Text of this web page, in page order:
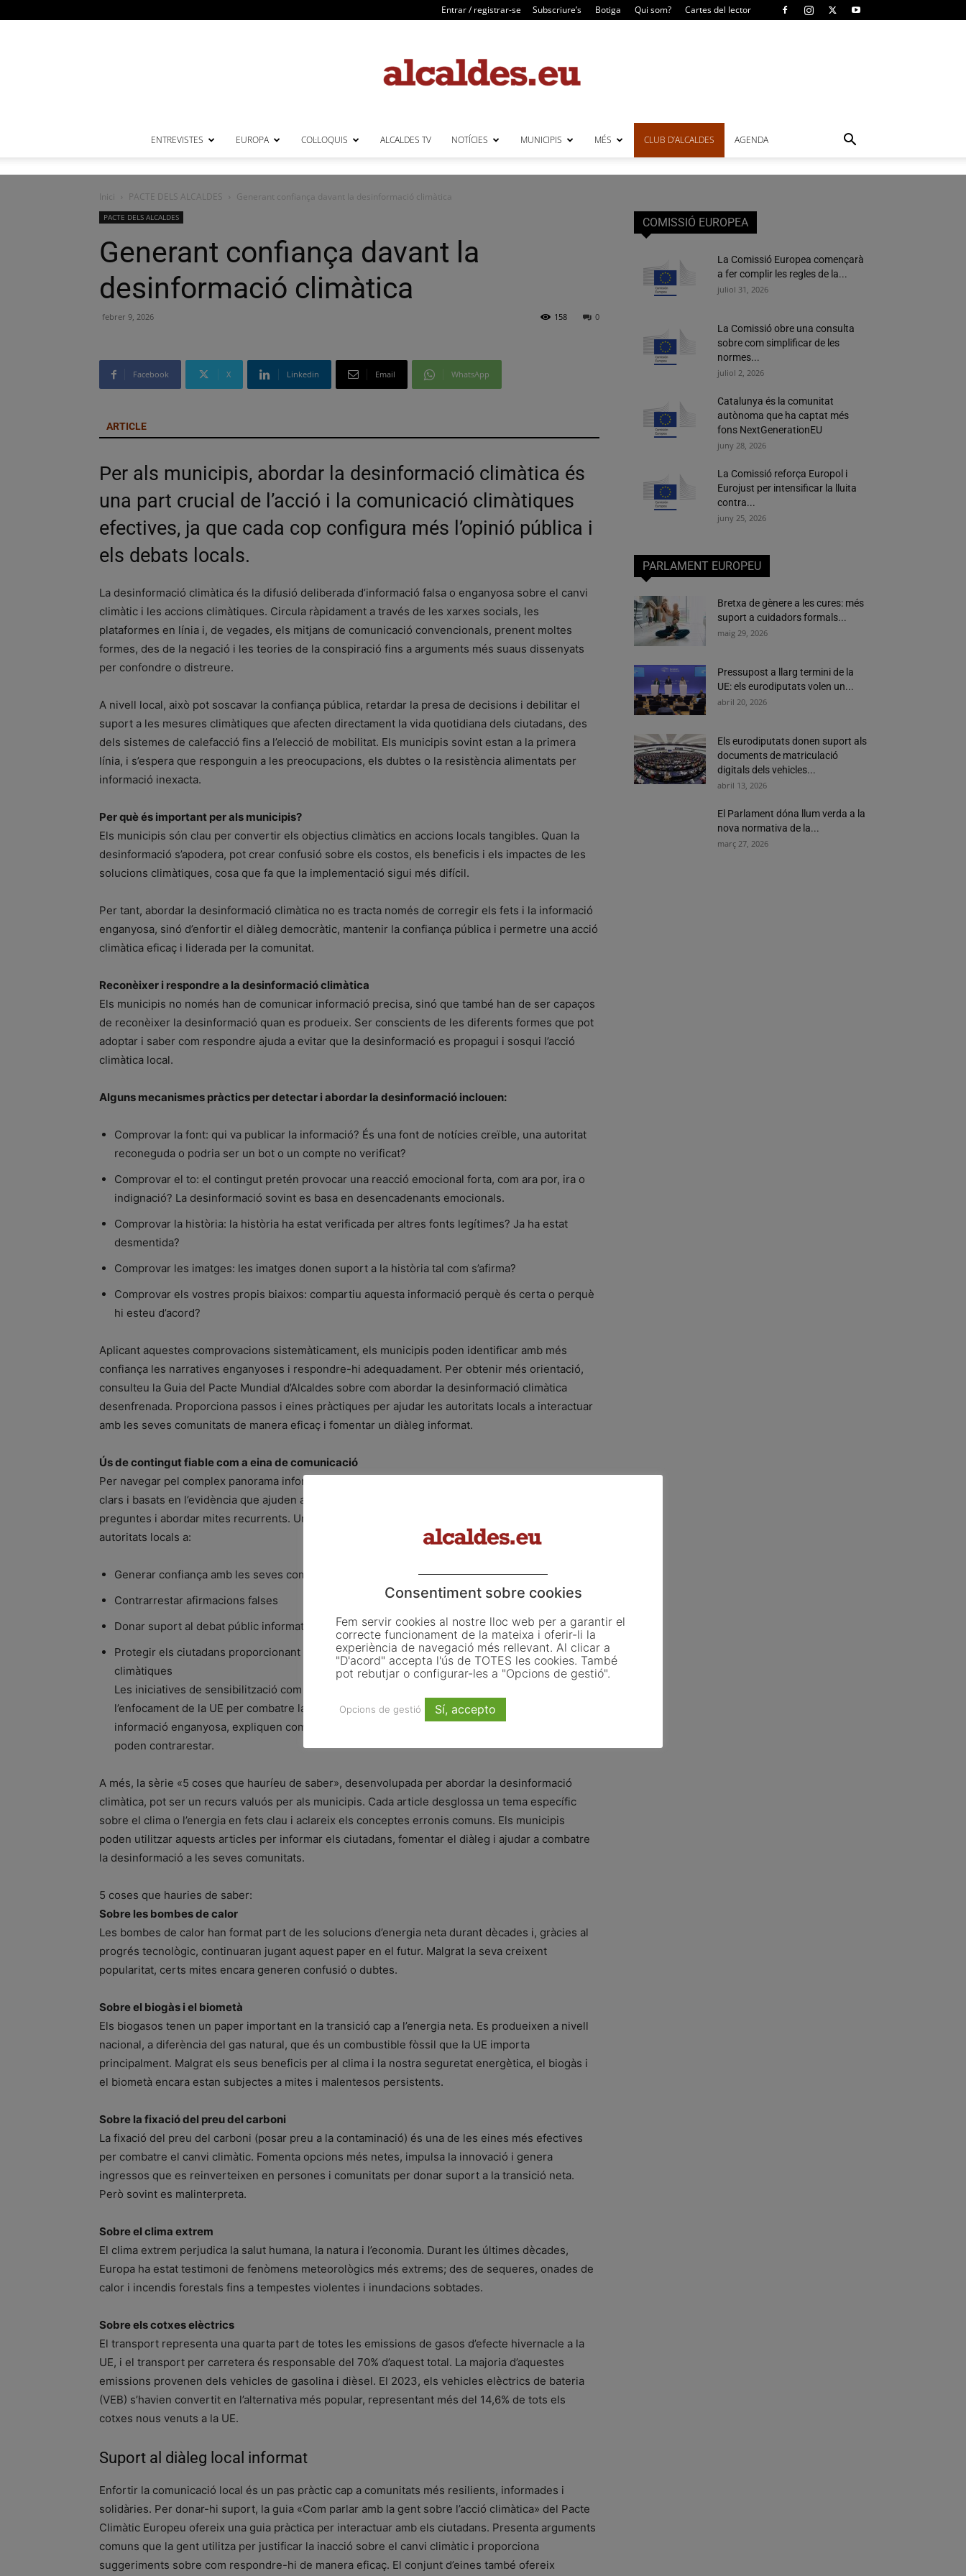
Entrar / registrar-se Subscriure’s Botiga Qui som? Cartes del lector
ENTREVISTES EUROPA COL·LOQUIS ALCALDES TV NOTÍCIES MUNICIPIS MÉS CLUB D’ALCALDES AGENDA
Inici PACTE DELS ALCALDES Generant confiança davant la desinformació climàtica
PACTE DELS ALCALDES
Generant confiança davant la
desinformació climàtica
febrer 9, 2026 0
158
Facebook X Linkedin Email WhatsApp
ARTICLE
Per als municipis, abordar la desinformació climàtica és
una part crucial de l’acció i la comunicació climàtiques
efectives, ja que cada cop configura més l’opinió pública i
els debats locals.
La desinformació climàtica és la difusió deliberada d’informació falsa o enganyosa sobre el canvi
climàtic i les accions climàtiques. Circula ràpidament a través de les xarxes socials, les
plataformes en línia i, de vegades, els mitjans de comunicació convencionals, prenent moltes
formes, des de la negació i les teories de la conspiració fins a arguments més suaus dissenyats
per confondre o distreure.
A nivell local, això pot soscavar la confiança pública, retardar la presa de decisions i debilitar el
suport a les mesures climàtiques que afecten directament la vida quotidiana dels ciutadans, des
dels sistemes de calefacció fins a l’elecció de mobilitat. Els municipis sovint estan a la primera
línia, i s’espera que responguin a les preocupacions, els dubtes o la resistència alimentats per
informació inexacta.
Per què és important per als municipis?
Els municipis són clau per convertir els objectius climàtics en accions locals tangibles. Quan la
desinformació s’apodera, pot crear confusió sobre els costos, els beneficis i els impactes de les
solucions climàtiques, cosa que fa que la implementació sigui més difícil.
Per tant, abordar la desinformació climàtica no es tracta només de corregir els fets i la informació
enganyosa, sinó d’enfortir el diàleg democràtic, mantenir la confiança pública i permetre una acció
climàtica eficaç i liderada per la comunitat.
Reconèixer i respondre a la desinformació climàtica
Els municipis no només han de comunicar informació precisa, sinó que també han de ser capaços
de reconèixer la desinformació quan es produeix. Ser conscients de les diferents formes que pot
adoptar i saber com respondre ajuda a evitar que la desinformació es propagui i sosqui l’acció
climàtica local.
Alguns mecanismes pràctics per detectar i abordar la desinformació inclouen:
Comprovar la font: qui va publicar la informació? És una font de notícies creïble, una autoritat
reconeguda o podria ser un bot o un compte no verificat?
Comprovar el to: el contingut pretén provocar una reacció emocional forta, com ara por, ira o
indignació? La desinformació sovint es basa en desencadenants emocionals.
Comprovar la història: la història ha estat verificada per altres fonts legítimes? Ja ha estat
desmentida?
Comprovar les imatges: les imatges donen suport a la història tal com s’afirma?
Comprovar els vostres propis biaixos: compartiu aquesta informació perquè és certa o perquè
hi esteu d’acord?
Aplicant aquestes comprovacions sistemàticament, els municipis poden identificar amb més
confiança les narratives enganyoses i respondre-hi adequadament. Per obtenir més orientació,
consulteu la Guia del Pacte Mundial d’Alcaldes sobre com abordar la desinformació climàtica
desenfrenada. Proporciona passos i eines pràctiques per ajudar les autoritats locals a interactuar
amb les seves comunitats de manera eficaç i fomentar un diàleg informat.
Ús de contingut fiable com a eina de comunicació
Per navegar pel complex panorama informatiu actual, els municipis poden confiar en recursos
clars i basats en l’evidència que ajuden a comunicar-se eficaçment amb els ciutadans, respondre
preguntes i abordar mites recurrents. Una comunicació clara, accessible i factual ajuda les
autoritats locals a:
Generar confiança amb les seves comunitats
Contrarrestar afirmacions falses
Donar suport al debat públic informat
Protegir els ciutadans proporcionant informació precisa sobre polítiques i solucions
climàtiques
Les iniciatives de sensibilització com ara #ClimateFactsMatter són fonamentals per a
l’enfocament de la UE per combatre la desinformació climàtica. Destaquen els riscos de la
informació enganyosa, expliquen com es propaguen les narratives falses i mostren com es
poden contrarestar.
A més, la sèrie «5 coses que hauríeu de saber», desenvolupada per abordar la desinformació
climàtica, pot ser un recurs valuós per als municipis. Cada article desglossa un tema específic
sobre el clima o l’energia en fets clau i aclareix els conceptes erronis comuns. Els municipis
poden utilitzar aquests articles per informar els ciutadans, fomentar el diàleg i ajudar a combatre
la desinformació a les seves comunitats.
5 coses que hauries de saber:
Sobre les bombes de calor
Les bombes de calor han format part de les solucions d’energia neta durant dècades i, gràcies al
progrés tecnològic, continuaran jugant aquest paper en el futur. Malgrat la seva creixent
popularitat, certs mites encara generen confusió o dubtes.
Sobre el biogàs i el biometà
Els biogasos tenen un paper important en la transició cap a l’energia neta. Es produeixen a nivell
nacional, a diferència del gas natural, que és un combustible fòssil que la UE importa
principalment. Malgrat els seus beneficis per al clima i la nostra seguretat energètica, el biogàs i
el biometà encara estan subjectes a mites i malentesos persistents.
Sobre la fixació del preu del carboni
La fixació del preu del carboni (posar preu a la contaminació) és una de les eines més efectives
per combatre el canvi climàtic. Fomenta opcions més netes, impulsa la innovació i genera
ingressos que es reinverteixen en persones i comunitats per donar suport a la transició neta.
Però sovint es malinterpreta.
Sobre el clima extrem
El clima extrem perjudica la salut humana, la natura i l’economia. Durant les últimes dècades,
Europa ha estat testimoni de fenòmens meteorològics més extrems; des de sequeres, onades de
calor i incendis forestals fins a tempestes violentes i inundacions sobtades.
Sobre els cotxes elèctrics
El transport representa una quarta part de totes les emissions de gasos d’efecte hivernacle a la
UE, i el transport per carretera és responsable del 70% d’aquest total. La majoria d’aquestes
emissions provenen dels vehicles de gasolina i dièsel. El 2023, els vehicles elèctrics de bateria
(VEB) s’havien convertit en l’alternativa més popular, representant més del 14,6% de tots els
cotxes nous venuts a la UE.
Suport al diàleg local informat
Enfortir la comunicació local és un pas pràctic cap a comunitats més resilients, informades i
solidàries. Per donar-hi suport, la guia «Com parlar amb la gent sobre l’acció climàtica» del Pacte
Climàtic Europeu ofereix una guia pràctica per interactuar amb els ciutadans. Presenta arguments
comuns que la gent utilitza per justificar la inacció sobre el canvi climàtic i proporciona
suggeriments sobre com respondre-hi de manera eficaç. El conjunt d’eines també ofereix
COMISSIÓ EUROPEA
La Comissió Europea començarà
a fer complir les regles de la...
juliol 31, 2026
La Comissió obre una consulta
sobre com simplificar de les
normes...
juliol 2, 2026
Catalunya és la comunitat
autònoma que ha captat més
fons NextGenerationEU
juny 28, 2026
La Comissió reforça Europol i
Eurojust per intensificar la lluita
contra...
juny 25, 2026
PARLAMENT EUROPEU
Bretxa de gènere a les cures: més
suport a cuidadors formals...
maig 29, 2026
Pressupost a llarg termini de la
UE: els eurodiputats volen un...
abril 20, 2026
Els eurodiputats donen suport als
documents de matriculació
digitals dels vehicles...
abril 13, 2026
El Parlament dóna llum verda a la
nova normativa de la...
març 27, 2026
Consentiment sobre cookies
Fem servir cookies al nostre lloc web per a garantir el
correcte funcionament de la mateixa i oferir-li la
experiència de navegació més rellevant. Al clicar a
"D'acord" accepta l'ús de TOTES les cookies. També
pot rebutjar o configurar-les a "Opcions de gestió".
Opcions de gestió Sí, accepto